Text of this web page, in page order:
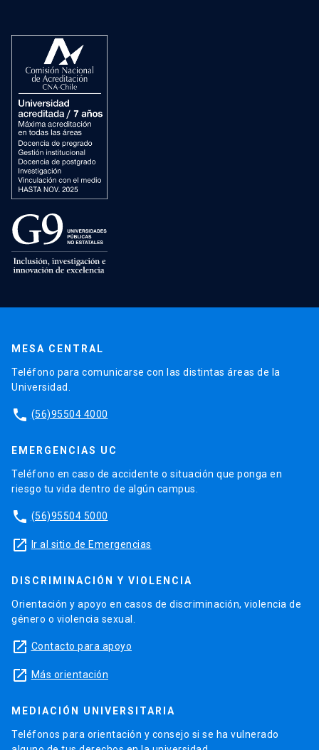
MESA CENTRAL
Teléfono para comunicarse con las distintas áreas de la
Universidad.
phone (56)95504 4000
EMERGENCIAS UC
Teléfono en caso de accidente o situación que ponga en
riesgo tu vida dentro de algún campus.
phone (56)95504 5000
launch Ir al sitio de Emergencias
DISCRIMINACIÓN Y VIOLENCIA
Orientación y apoyo en casos de discriminación, violencia de
género o violencia sexual.
launch Contacto para apoyo
launch Más orientación
MEDIACIÓN UNIVERSITARIA
Teléfonos para orientación y consejo si se ha vulnerado